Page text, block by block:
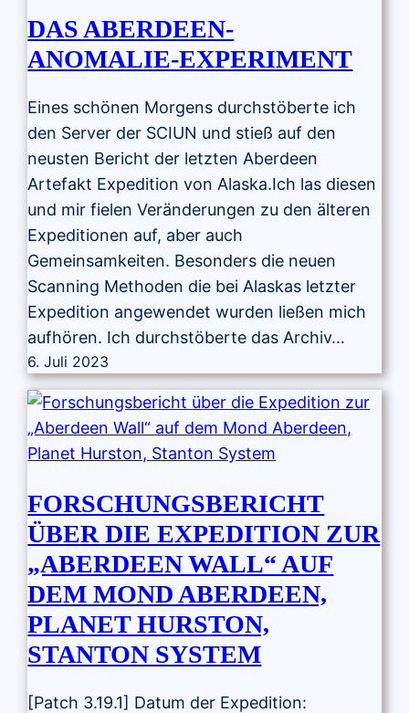
DAS ABERDEEN-
ANOMALIE-EXPERIMENT
Eines schönen Morgens durchstöberte ich
den Server der SCIUN und stieß auf den
neusten Bericht der letzten Aberdeen
Artefakt Expedition von Alaska.Ich las diesen
und mir fielen Veränderungen zu den älteren
Expeditionen auf, aber auch
Gemeinsamkeiten. Besonders die neuen
Scanning Methoden die bei Alaskas letzter
Expedition angewendet wurden ließen mich
aufhören. Ich durchstöberte das Archiv…
6. Juli 2023
FORSCHUNGSBERICHT
ÜBER DIE EXPEDITION ZUR
„ABERDEEN WALL“ AUF
DEM MOND ABERDEEN,
PLANET HURSTON,
STANTON SYSTEM
[Patch 3.19.1] Datum der Expedition: